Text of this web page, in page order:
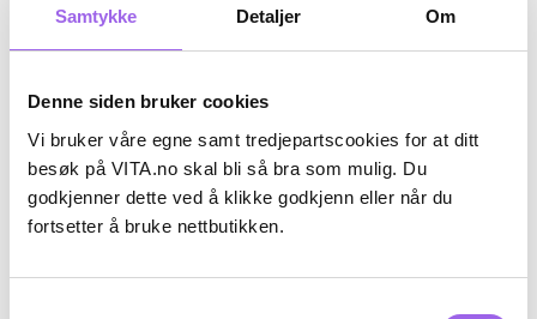
Samtykke Detaljer Om
Denne siden bruker cookies
Vi bruker våre egne samt tredjepartscookies for at ditt
besøk på VITA.no skal bli så bra som mulig. Du
godkjenner dette ved å klikke godkjenn eller når du
fortsetter å bruke nettbutikken.
Karakter:
(2)
4.0 av 5 mulige